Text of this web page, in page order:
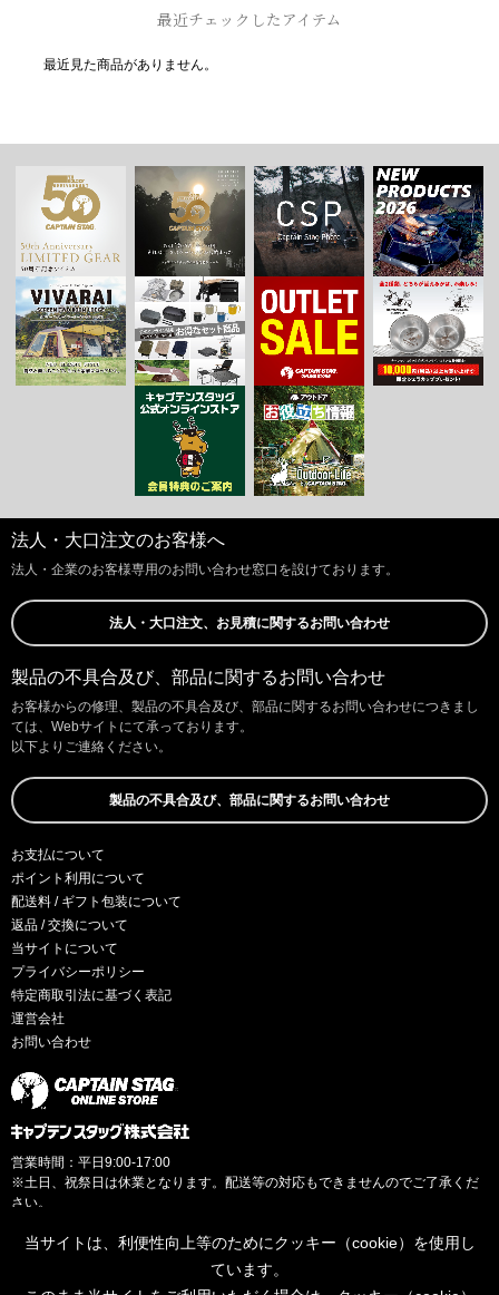
最近チェックしたアイテム
最近見た商品がありません。
法人・大口注文のお客様へ
法人・企業のお客様専用のお問い合わせ窓口を設けております。
法人・大口注文、お見積に関するお問い合わせ
製品の不具合及び、部品に関するお問い合わせ
お客様からの修理、製品の不具合及び、部品に関するお問い合わせにつきまし
ては、Webサイトにて承っております。
以下よりご連絡ください。
製品の不具合及び、部品に関するお問い合わせ
お支払について
ポイント利用について
配送料 / ギフト包装について
返品 / 交換について
当サイトについて
プライバシーポリシー
特定商取引法に基づく表記
運営会社
お問い合わせ
営業時間：平日9:00-17:00
※土日、祝祭日は休業となります。配送等の対応もできませんのでご了承くだ
さい。
当サイトは、利便性向上等のためにクッキー（cookie）を使用し
ています。